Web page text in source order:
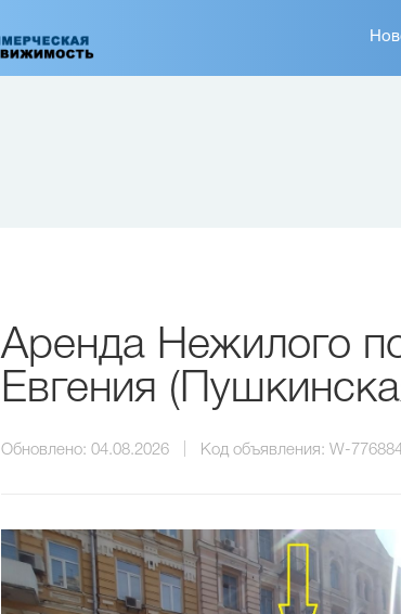
Аренда Нежилого
Евгения
Обновлено: 04.08.2026 Код объявления: W-